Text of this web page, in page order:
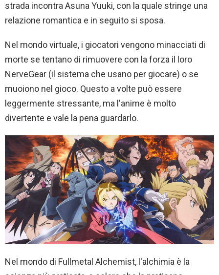
strada incontra Asuna Yuuki, con la quale stringe una
relazione romantica e in seguito si sposa.
Nel mondo virtuale, i giocatori vengono minacciati di
morte se tentano di rimuovere con la forza il loro
NerveGear (il sistema che usano per giocare) o se
muoiono nel gioco. Questo a volte può essere
leggermente stressante, ma l'anime è molto
divertente e vale la pena guardarlo.
Nel mondo di Fullmetal Alchemist, l'alchimia è la